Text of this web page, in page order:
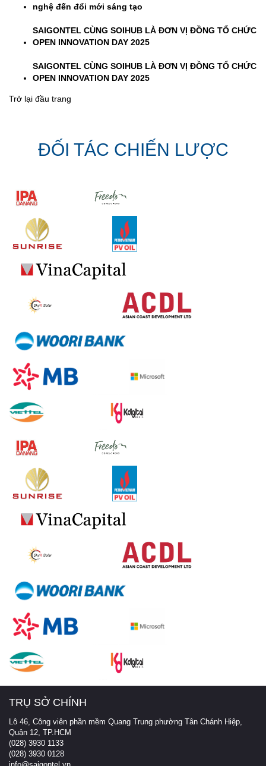
nghệ đến đổi mới sáng tạo
SAIGONTEL CÙNG SOIHUB LÀ ĐƠN VỊ ĐỒNG TỔ CHỨC
OPEN INNOVATION DAY 2025
SAIGONTEL CÙNG SOIHUB LÀ ĐƠN VỊ ĐỒNG TỔ CHỨC
OPEN INNOVATION DAY 2025
Trở lại đầu trang
ĐỐI TÁC CHIẾN LƯỢC
TRỤ SỞ CHÍNH
Lô 46, Công viên phần mềm Quang Trung phường Tân Chánh Hiệp,
Quận 12, TP.HCM
(028) 3930 1133
(028) 3930 0128